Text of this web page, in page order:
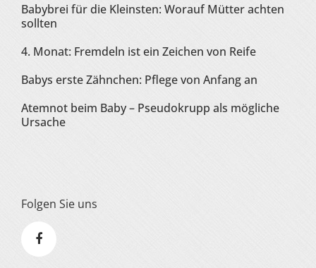
Babybrei für die Kleinsten: Worauf Mütter achten
sollten
4. Monat: Fremdeln ist ein Zeichen von Reife
Babys erste Zähnchen: Pflege von Anfang an
Atemnot beim Baby – Pseudokrupp als mögliche
Ursache
Folgen Sie uns